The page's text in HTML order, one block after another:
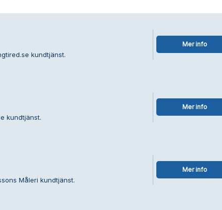
kundtjänst.
Mer info
kundtjänst.
Mer info
Måleri kundtjänst.
Mer info